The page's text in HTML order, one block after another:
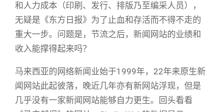
和人力成本（印刷、发行、排版乃至编采人员），
无疑是《东方日报》为了止血和存活而不得不走的
重大一步。问题是，节流之后，新闻网站的业绩和
收入能撑得起来吗？
马来西亚的网络新闻业始于1999年，22年来原生新
闻网站此起彼落，晚近几年亦有新网站浮现，但是
几乎没有一家新闻网站能够自力更生。回头看看